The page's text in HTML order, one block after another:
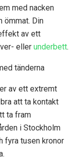
med nacken
ömmat. Din
av ett
eller underbett.
tänderna
av ett extremt
att ta kontakt
ta fram
i Stockholm
fyra tusen kronor